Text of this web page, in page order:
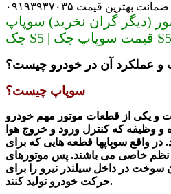
ضمانت بهترین قیمت ۰۹۱۹۳۹۳۷۰۳۵
(دیگر گران نخرید) سوپاپ
جک S5 | قیمت سوپاپ جک S5
عملکرد آن در خودرو چیست؟
سوپاپ چیست؟
و یکی از قطعات موتور مهم خودرو
وظیفه که کنترل ورود و خروج هوا
واقع سوپاپها قطعه هایی که برای
نظم خاصی می باشند. پس موتورهای
سوخت در داخل سیلندر نیرو را برای
حرکت خودرو تولید کنند.